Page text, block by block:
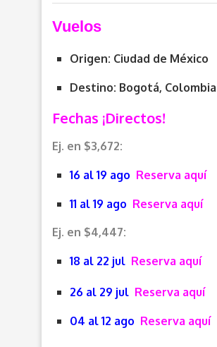
Vuelos
Origen: Ciudad de México
Destino: Bogotá, Colombia
Fechas ¡Directos!
Ej. en $3,672:
16 al 19 ago Reserva aquí
11 al 19 ago Reserva aquí
Ej. en $4,447:
18 al 22 jul Reserva aquí
26 al 29 jul Reserva aquí
04 al 12 ago Reserva aquí